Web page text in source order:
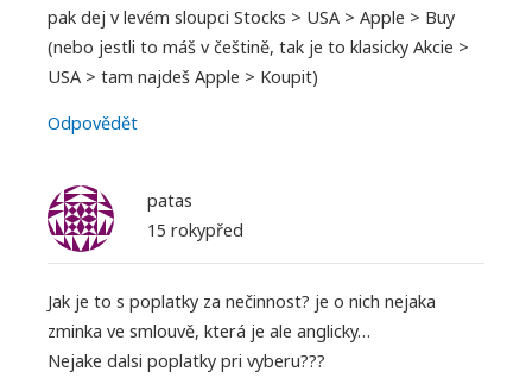
pak dej v levém sloupci Stocks > USA > Apple > Buy
(nebo jestli to máš v češtině, tak je to klasicky Akcie >
USA > tam najdeš Apple > Koupit)
Odpovědět
patas
15 rokypřed
Jak je to s poplatky za nečinnost? je o nich nejaka
zminka ve smlouvě, která je ale anglicky…
Nejake dalsi poplatky pri vyberu???